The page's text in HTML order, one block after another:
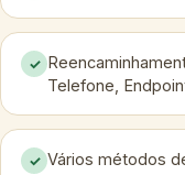
✓
Telefone,
✓ Vários métodos